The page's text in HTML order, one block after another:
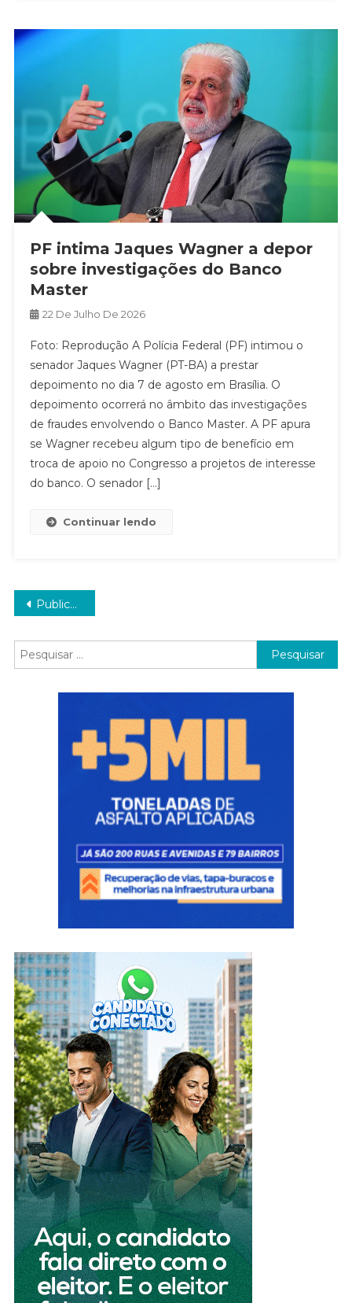
PF intima Jaques Wagner a depor
sobre investigações do Banco
Master
22 De Julho De 2026
Foto: Reprodução A Polícia Federal (PF) intimou o
senador Jaques Wagner (PT-BA) a prestar
depoimento no dia 7 de agosto em Brasília. O
depoimento ocorrerá no âmbito das investigações
de fraudes envolvendo o Banco Master. A PF apura
se Wagner recebeu algum tipo de benefício em
troca de apoio no Congresso a projetos de interesse
do banco. O senador […]
Continuar lendo
Navegação
por
posts
Publicações mais antigas
Pesquisar
por: